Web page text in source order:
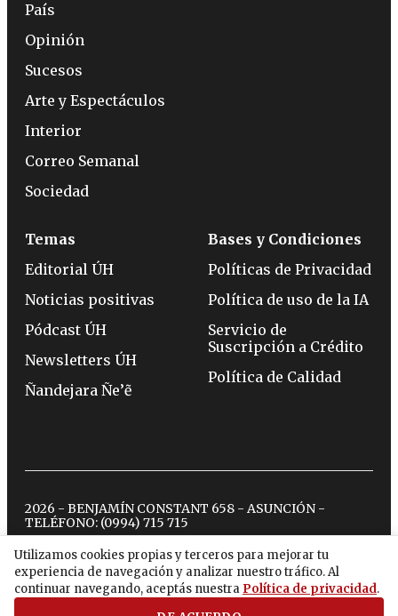
Utilizamos cookies propias y terceros para mejorar tu
experiencia de navegación y analizar nuestro tráfico. Al
continuar navegando, aceptás nuestra Política de privacidad.
País
Opinión
Sucesos
Arte y Espectáculos
Interior
Correo Semanal
Sociedad
Temas
Editorial ÚH
Noticias positivas
Pódcast ÚH
Newsletters ÚH
Ñandejara Ñe’ẽ
Bases y Condiciones
Políticas de Privacidad
Política de uso de la IA
Servicio de
Suscripción a Crédito
Política de Calidad
2026 - BENJAMÍN CONSTANT 658 - ASUNCIÓN -
TELÉFONO: (0994) 715 715
twitterinstagram
facebook
tiktokyoutubespotify